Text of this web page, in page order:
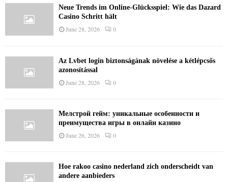
Neue Trends im Online-Glücksspiel: Wie das Dazard
Casino Schritt hält
June 28, 2026 0
Az Lvbet login biztonságának növelése a kétlépcsős
azonosítással
June 28, 2026 0
Мелстрой гейм: уникальные особенности и
преимущества игры в онлайн казино
June 26, 2026 0
Hoe rakoo casino nederland zich onderscheidt van
andere aanbieders